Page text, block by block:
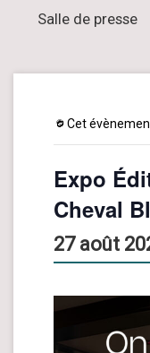
Salle de presse
Cet
Expo
Cheval
27 août